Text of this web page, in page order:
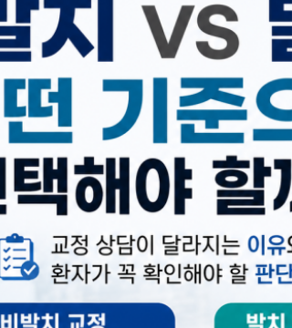
는데 저는 어떤 경우인가요?" ​ 치아가 가지런하다고
해서 턱의 위치까지 정상이라는 의미는 아닙니다.
제로는 치아 배열보다 위아래 턱의 관계 때문에 얼
다. ​ 오늘은 교정만으로 개선이 가능한 경우와 수술
함께 고려해야 하는 경우의 차이를 쉽게 설명드리
습니다. 치아 문제인지, 턱뼈 문제인지 먼저 구분해
합니다. 겉으로 보기에는 모두 아래턱이 나온 것처
보여도 원인은 크게 두 가지입니다. ​ 첫 번째는 치아
의 위치 때문에 그렇게 보이는